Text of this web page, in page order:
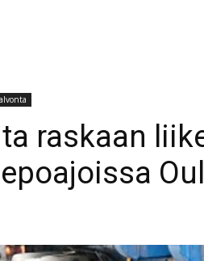
raskaan